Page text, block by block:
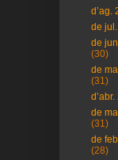
d’ag.
de
de
(30)
de
(31)
de
(31)
de
(28)